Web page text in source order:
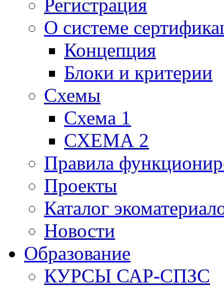
Регистрация
О системе
Концепция
Блоки и критерии
Схемы
Схема 1
СХЕМА 2
Правила
Проекты
Каталог
Новости
Образование
КУРСЫ САР-СПЗС